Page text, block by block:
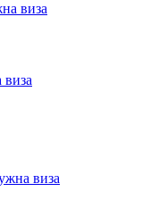
виза
виза